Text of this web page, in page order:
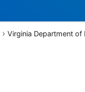
Virginia Department of